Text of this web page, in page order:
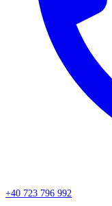
+40 723 796 992